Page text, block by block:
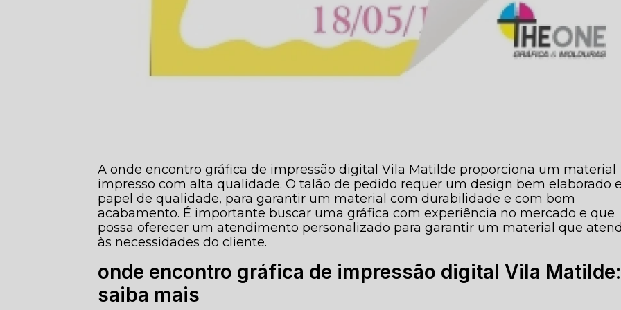
A onde encontro gráfica de impressão digital Vila Matilde proporciona um material
impresso com alta qualidade. O talão de pedido requer um design bem elaborado e
papel de qualidade, para garantir um material com durabilidade e com bom
acabamento. É importante buscar uma gráfica com experiência no mercado e que
possa oferecer um atendimento personalizado para garantir um material que
às necessidades do cliente.
onde encontro gráfica de impressão digital Vila Matilde:
saiba mais